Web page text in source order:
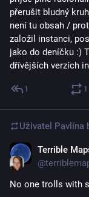
přerušit bludný
není tu obsah /
založil instanci,
jako do deníčku :)
dřívějších verzích
1 1
Uživatel Pavlína
Terrible
No one trolls with